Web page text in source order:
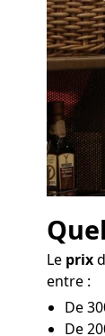
Le prix
entre :
De
De